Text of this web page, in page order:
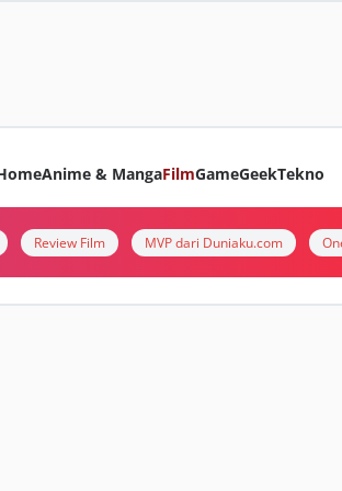
Anime & MangaFilmGameGeekTekno
Review Film MVP dari Duniaku.com